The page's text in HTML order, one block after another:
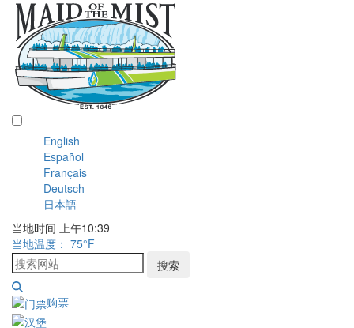
English
Español
Français
Deutsch
日本語
当地时间 上午10:39
当地温度： 75°F
搜索
购票